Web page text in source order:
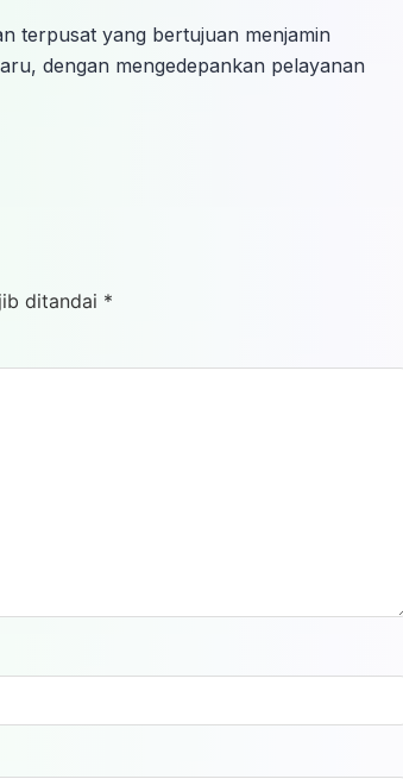
terpusat yang bertujuan menjamin
dengan mengedepankan pelayanan
ditandai *